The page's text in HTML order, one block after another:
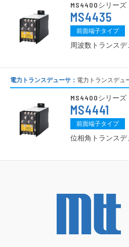
MS4400 シリーズ
MS4435
前面端子タイプ
周波数トランスデ
電力トランスデューサ： 電力トランスデュ
MS4400 シリーズ
MS4441
前面端子タイプ
位相角トランスデ